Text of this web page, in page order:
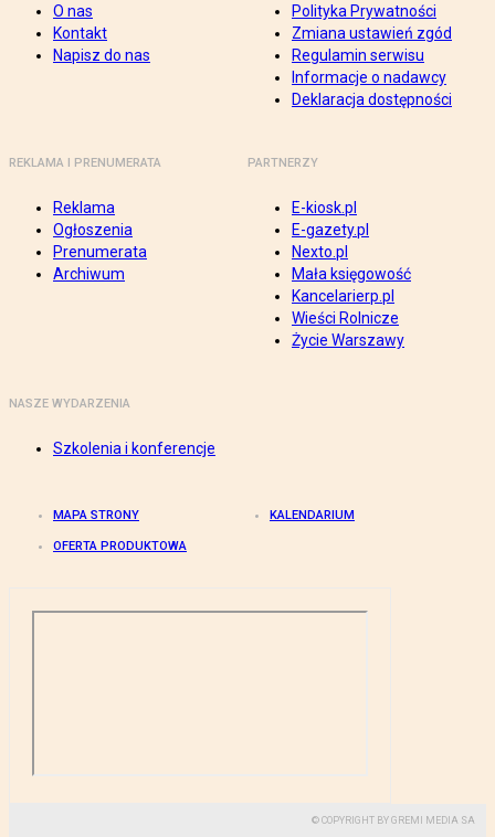
O nas
Kontakt
Napisz do nas
Polityka Prywatności
Zmiana ustawień zgód
Regulamin serwisu
Informacje o nadawcy
Deklaracja dostępności
REKLAMA I PRENUMERATA
Reklama
Ogłoszenia
Prenumerata
Archiwum
PARTNERZY
E-kiosk.pl
E-gazety.pl
Nexto.pl
Mała księgowość
Kancelarierp.pl
Wieści Rolnicze
Życie Warszawy
NASZE WYDARZENIA
Szkolenia i konferencje
MAPA STRONY KALENDARIUM
OFERTA PRODUKTOWA
© COPYRIGHT BY GREMI MEDIA SA